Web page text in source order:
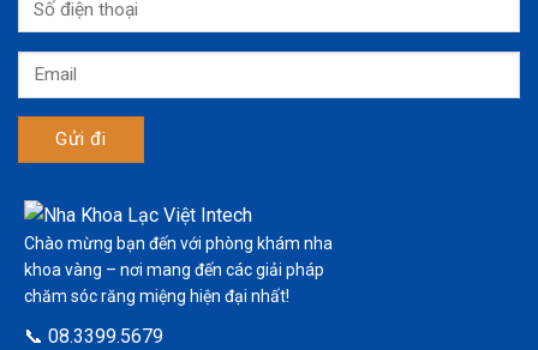
Chào mừng bạn đến với phòng khám nha
khoa vàng – nơi mang đến các giải pháp
chăm sóc răng miệng hiện đại nhất!
📞 08.3399.5679